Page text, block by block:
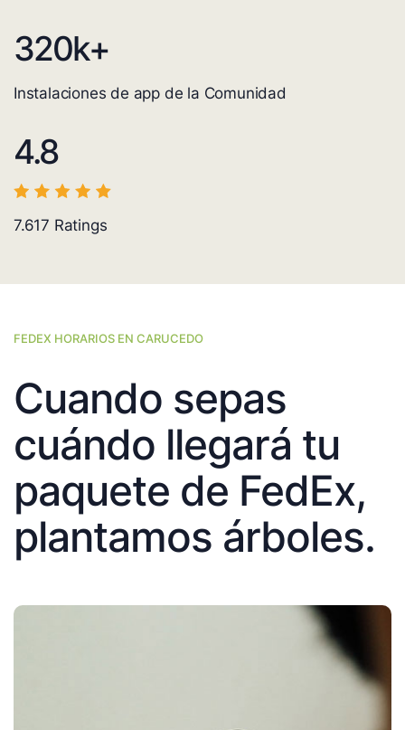
320k+
Instalaciones de app de la Comunidad
4.8
7.617 Ratings
FEDEX HORARIOS EN CARUCEDO
Cuando sepas
cuándo llegará tu
paquete de FedEx,
plantamos árboles.